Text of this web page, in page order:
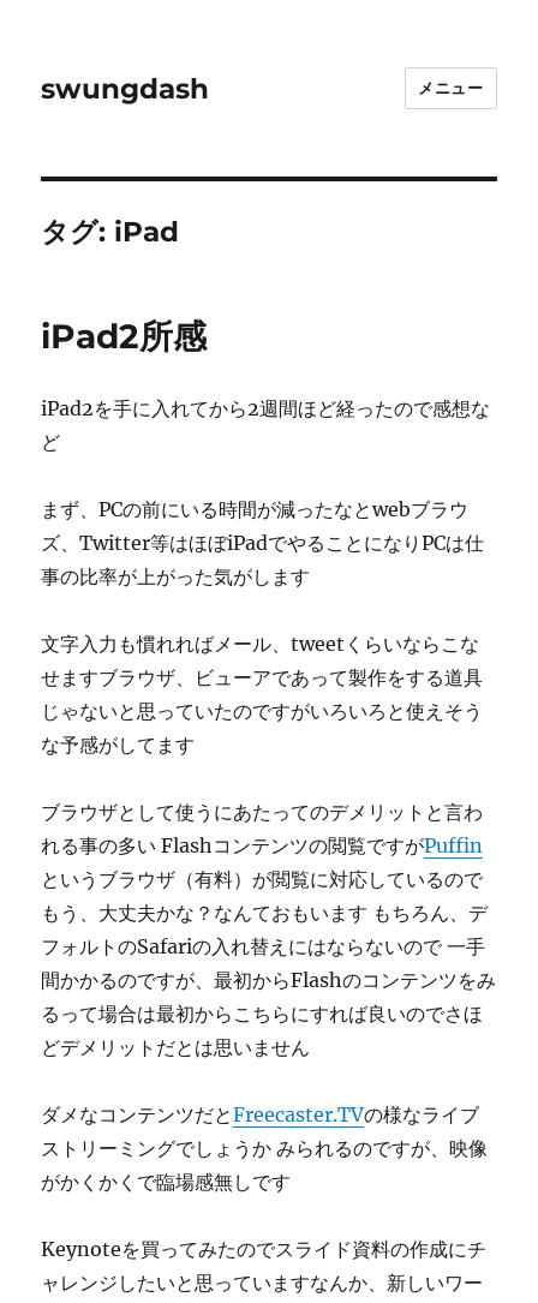
swungdash メニュー
タグ: iPad
iPad2所感
iPad2を手に入れてから2週間ほど経ったので感想な
ど
まず、PCの前にいる時間が減ったなとwebブラウ
ズ、Twitter等はほぼiPadでやることになりPCは仕
事の比率が上がった気がします
文字入力も慣れればメール、tweetくらいならこな
せますブラウザ、ビューアであって製作をする道具
じゃないと思っていたのですがいろいろと使えそう
な予感がしてます
ブラウザとして使うにあたってのデメリットと言わ
れる事の多い Flashコンテンツの閲覧ですがPuffin
というブラウザ（有料）が閲覧に対応しているので
もう、大丈夫かな？なんておもいます もちろん、デ
フォルトのSafariの入れ替えにはならないので 一手
間かかるのですが、最初からFlashのコンテンツをみ
るって場合は最初からこちらにすれば良いのでさほ
どデメリットだとは思いません
ダメなコンテンツだとFreecaster.TVの様なライブ
ストリーミングでしょうか みられるのですが、映像
がかくかくで臨場感無しです
Keynoteを買ってみたのでスライド資料の作成にチ
ャレンジしたいと思っていますなんか、新しいワー